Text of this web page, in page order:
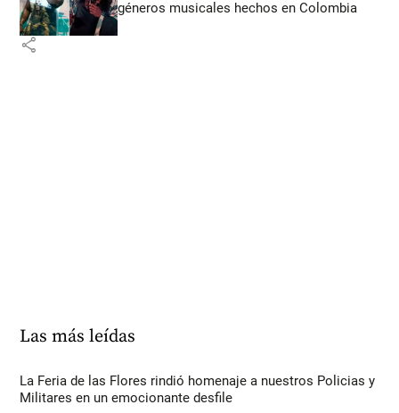
géneros musicales hechos en Colombia
share
Las más leídas
La Feria de las Flores rindió homenaje a nuestros Policias y
Militares en un emocionante desfile